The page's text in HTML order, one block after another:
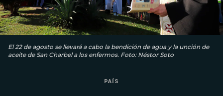
El 22 de agosto se llevará a cabo la bendición de agua y la unción de
aceite de San Charbel a los enfermos. Foto: Néstor Soto
PAÍS